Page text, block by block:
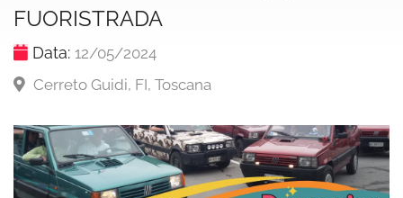
FUORISTRADA
Data: 12/05/2024
Cerreto Guidi, FI, Toscana